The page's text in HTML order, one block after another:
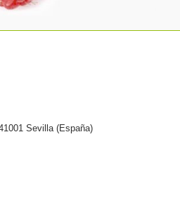
Sevilla (España)